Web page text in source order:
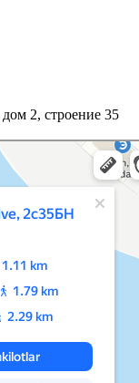
2, строение 35